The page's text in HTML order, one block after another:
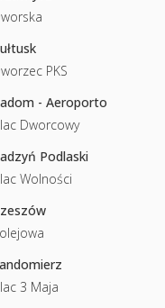
PKS
- Aeroporto
Dworcowy
Podlaski
Wolności
3 Maja